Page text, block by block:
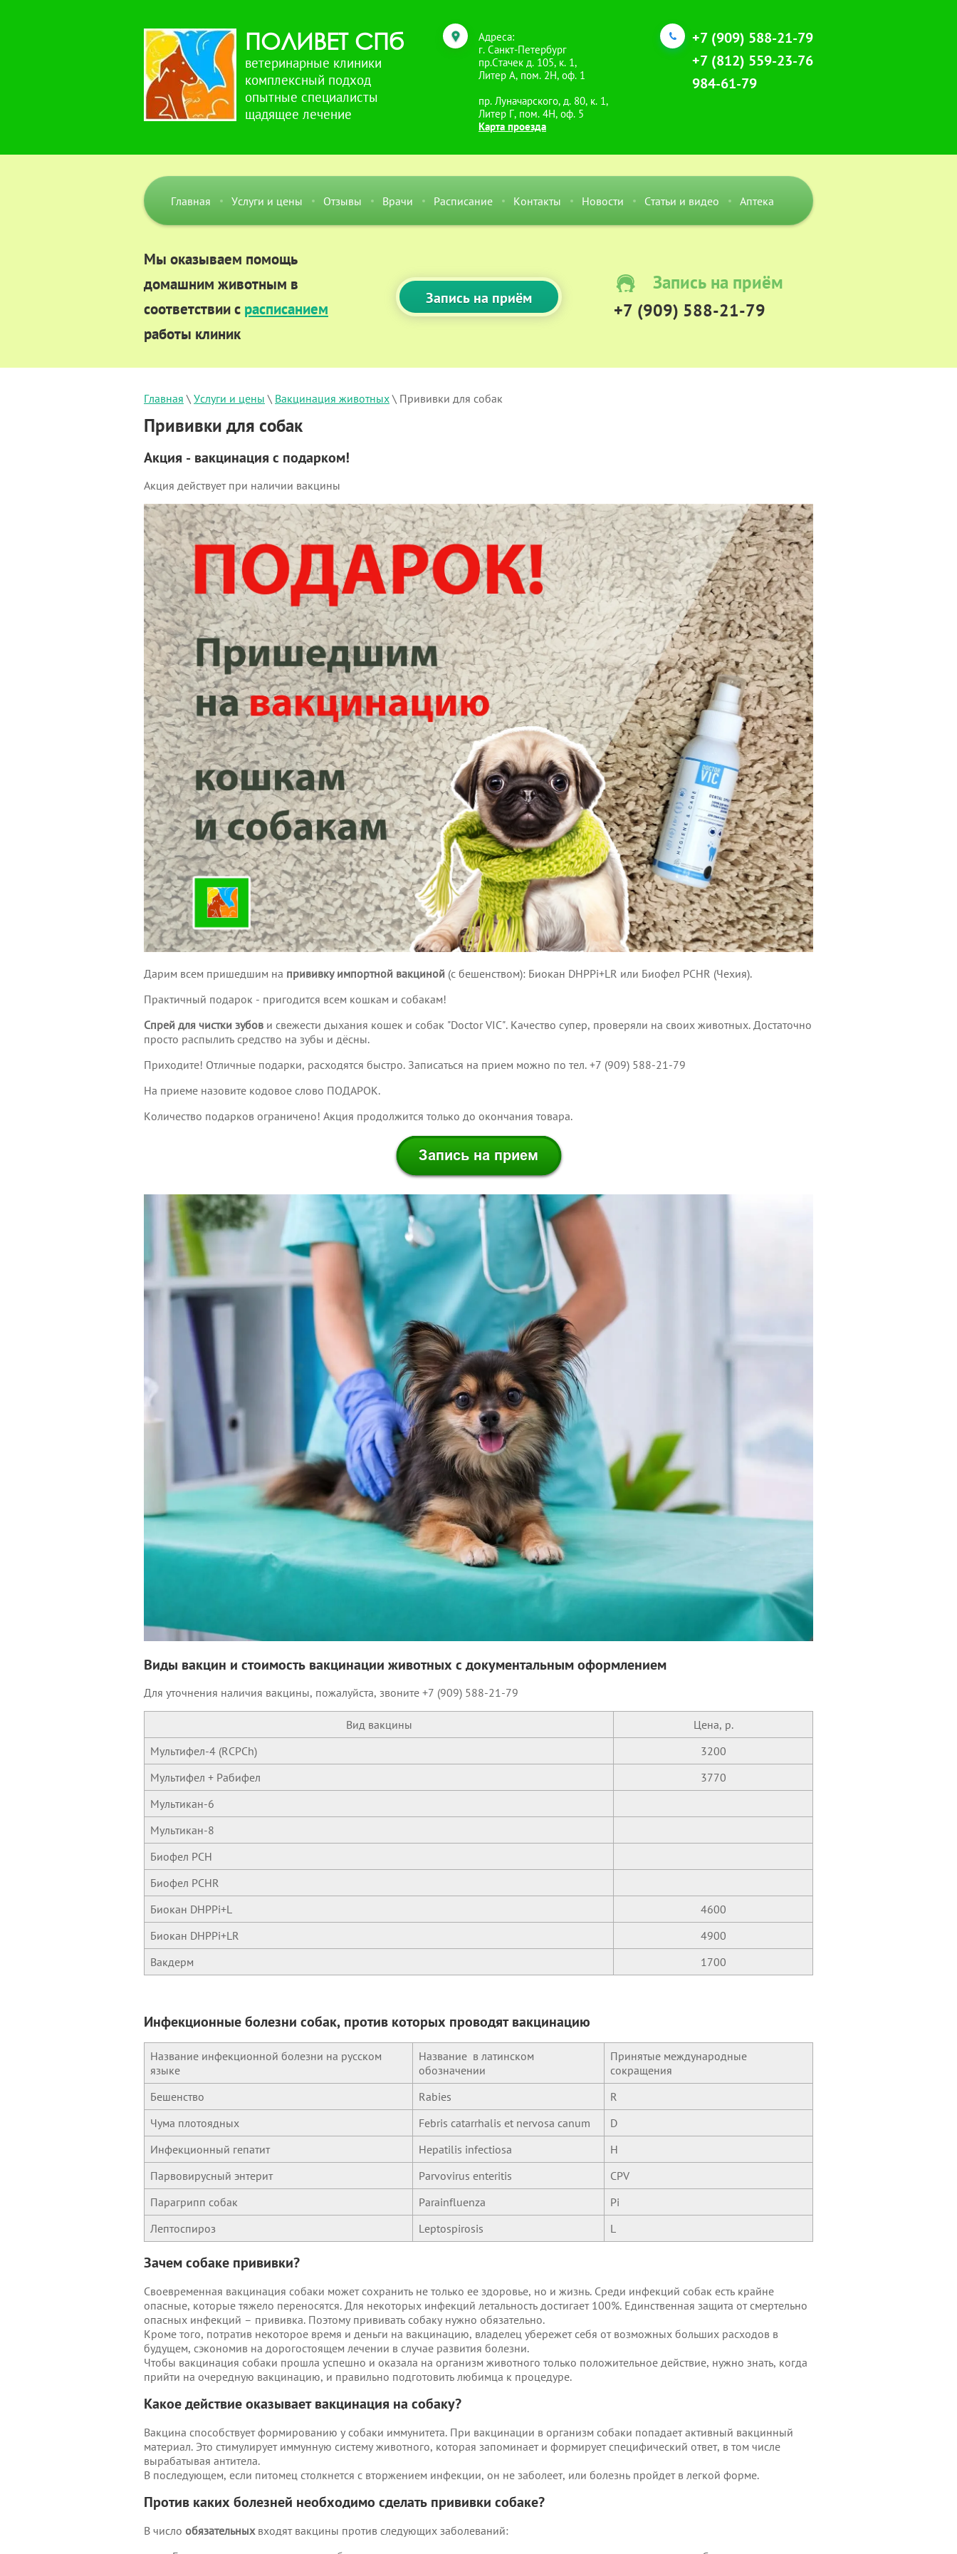
+7 (909) 588-21-79
+7 (812) 559-23-76
984-61-79
Адреса:
г. Санкт-Петербург
пр.Стачек д. 105, к. 1,
Литер А, пом. 2Н, оф. 1
пр. Луначарского, д. 80, к. 1,
Литер Г, пом. 4Н, оф. 5
Карта проезда
ПОЛИВЕТ СПб
ветеринарные клиники
комплексный подход
опытные специалисты
щадящее лечение
Главная Услуги и цены Отзывы Врачи Расписание Контакты Новости Статьи и видео Аптека
Мы оказываем помощь
домашним животным в
соответствии с расписанием
работы клиник
Запись на приём
Запись на приём
+7 (909) 588-21-79
Главная \ Услуги и цены \ Вакцинация животных \ Прививки для собак
Прививки для собак
Акция - вакцинация с подарком!
Акция действует при наличии вакцины
Дарим всем пришедшим на прививку импортной вакциной (с бешенством): Биокан DHPPi+LR или Биофел РCHR (Чехия).
Практичный подарок - пригодится всем кошкам и собакам!
Спрей для чистки зубов и свежести дыхания кошек и собак "Doctor VIC". Качество супер, проверяли на своих животных. Достаточно
просто распылить средство на зубы и дёсны.
Приходите! Отличные подарки, расходятся быстро. Записаться на прием можно по тел. +7 (909) 588-21-79
На приеме назовите кодовое слово ПОДАРОК.
Количество подарков ограничено! Акция продолжится только до окончания товара.
Виды вакцин и стоимость вакцинации животных с документальным оформлением
Для уточнения наличия вакцины, пожалуйста, звоните +7 (909) 588-21-79
Вид вакцины
Цена, р.
Мультифел-4 (RCPCh)
3200
Мультифел + Рабифел
3770
Мультикан-6
Мультикан-8
Биофел PCH
Биофел РCHR
Биокан DHPPi+L
4600
Биокан DHPPi+LR
4900
Вакдерм
1700
Инфекционные болезни собак, против которых проводят вакцинацию
Название инфекционной болезни на русском
языке
Название в латинском
обозначении
Принятые международные
сокращения
Бешенство
Rabies
R
Чума плотоядных
Febris catarrhalis et nervosa canum
D
Инфекционный гепатит
Hepatilis infectiosa
Н
Парвовирусный энтерит
Parvovirus enteritis
CРV
Парагрипп собак
Parainfluenza
Pi
Лептоспироз
Leptospirosis L
Зачем собаке прививки?
Своевременная вакцинация собаки может сохранить не только ее здоровье, но и жизнь. Среди инфекций собак есть крайне
опасные, которые тяжело переносятся. Для некоторых инфекций летальность достигает 100%. Единственная защита от смертельно
опасных инфекций – прививка. Поэтому прививать собаку нужно обязательно.
Кроме того, потратив некоторое время и деньги на вакцинацию, владелец убережет себя от возможных больших расходов в
будущем, сэкономив на дорогостоящем лечении в случае развития болезни.
Чтобы вакцинация собаки прошла успешно и оказала на организм животного только положительное действие, нужно знать, когда
прийти на очередную вакцинацию, и правильно подготовить любимца к процедуре.
Какое действие оказывает вакцинация на собаку?
Вакцина способствует формированию у собаки иммунитета. При вакцинации в организм собаки попадает активный вакцинный
материал. Это стимулирует иммунную систему животного, которая запоминает и формирует специфический ответ, в том числе
вырабатывая антитела.
В последующем, если питомец столкнется с вторжением инфекции, он не заболеет, или болезнь пройдет в легкой форме.
Против каких болезней необходимо сделать прививки собаке?
В число обязательныхвходят вакцины против следующих заболеваний: